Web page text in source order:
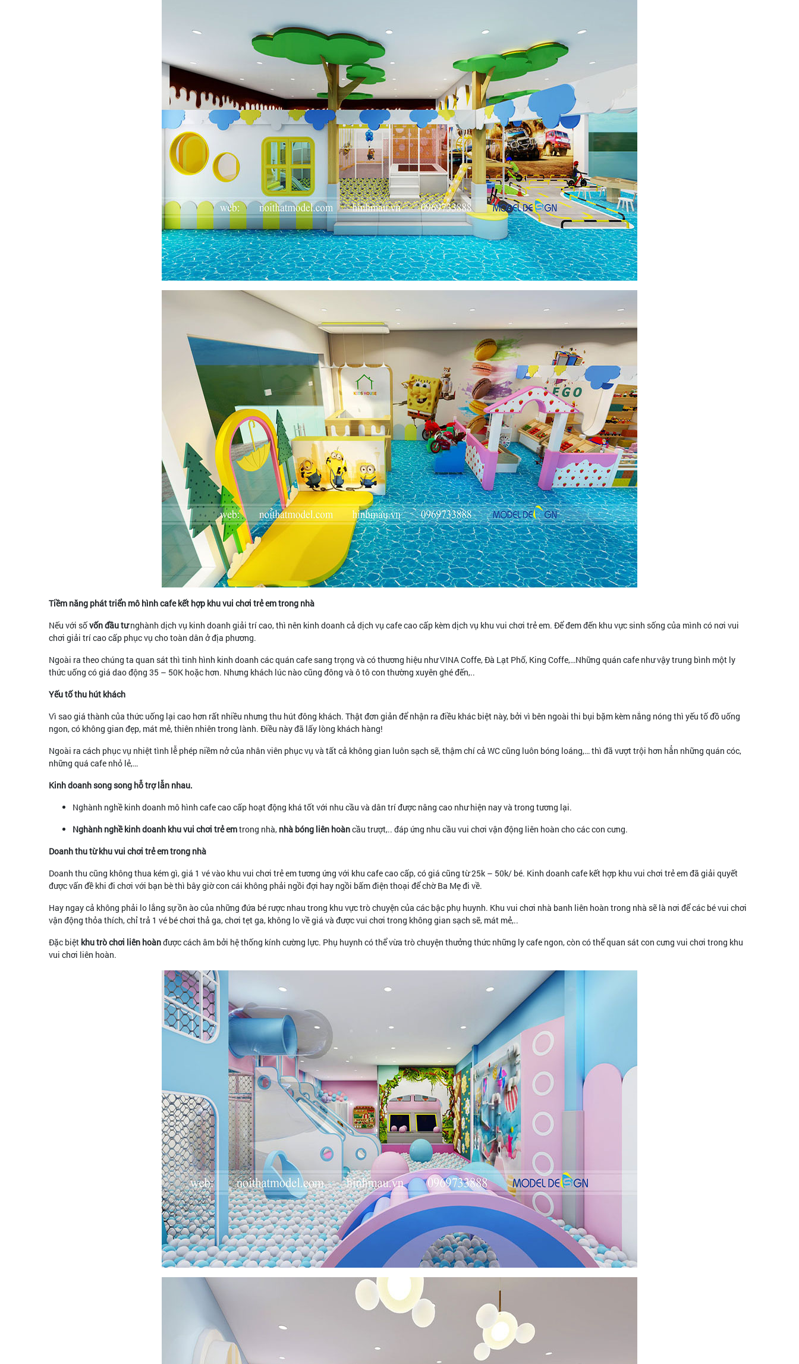
Tiềm năng phát triển mô hình cafe kết hợp khu vui chơi trẻ em trong nhà
Nếu với sốvốn đầu tưnghành dịch vụ kinh doanh giải trí cao, thì nên kinh doanh cả dịch vụ cafe cao cấp kèm dịch vụ khu vui chơi trẻ em. Để đem đến khu vực sinh sống của mình có nơi vui
chơi giải trí cao cấp phục vụ cho toàn dân ở địa phương.
Ngoài ra theo chúng ta quan sát thì tinh hình kinh doanh các quán cafe sang trọng và có thương hiệu như VINA Coffe, Đà Lạt Phố, King Coffe,…Những quán cafe như vậy trung bình một ly
thức uống có giá dao động 35 – 50K hoặc hơn. Nhưng khách lúc nào cũng đông và ô tô con thường xuyên ghé đến,..
Yếu tố thu hút khách
Vì sao giá thành của thức uống lại cao hơn rất nhiều nhưng thu hút đông khách. Thật đơn giản để nhận ra điều khác biệt này, bởi vì bên ngoài thi bụi bặm kèm nắng nóng thì yếu tố đồ uống
ngon, có không gian đẹp, mát mẻ, thiên nhiên trong lành. Điều này đã lấy lòng khách hàng!
Ngoài ra cách phục vụ nhiệt tình lễ phép niềm nở của nhân viên phục vụ và tất cả không gian luôn sạch sẽ, thậm chí cả WC cũng luôn bóng loáng,… thì đã vượt trội hơn hẳn những quán cóc,
những quá cafe nhỏ lẻ,…
Kinh doanh song song hỗ trợ lẫn nhau.
Nghành nghề kinh doanh mô hình cafe cao cấp hoạt động khá tốt với nhu cầu và dân trí được nâng cao như hiện nay và trong tương lại.
Nghành nghề kinh doanh khu vui chơi trẻ emtrong nhà, nhà bóng liên hoàncầu trượt,.. đáp ứng nhu cầu vui chơi vận động liên hoàn cho các con cưng.
Doanh thu từ khu vui chơi trẻ em trong nhà
Doanh thu cũng không thua kém gì, giá 1 vé vào khu vui chơi trẻ em tương ứng với khu cafe cao cấp, có giá cũng từ 25k – 50k/ bé. Kinh doanh cafe kết hợp khu vui chơi trẻ em đã giải quyết
được vấn đề khi đi chơi với bạn bè thì bây giờ con cái không phải ngồi đợi hay ngồi bấm điện thoại để chờ Ba Mẹ đi về.
Hay ngay cả không phải lo lắng sự ồn ào của những đứa bé rược nhau trong khu vực trò chuyện của các bậc phụ huynh. Khu vui chơi nhà banh liên hoàn trong nhà sẽ là nơi để các bé vui chơi
vận động thỏa thích, chỉ trả 1 vé bé chơi thả ga, chơi tẹt ga, không lo về giá và được vui chơi trong không gian sạch sẽ, mát mẻ,..
Đặc biệt khu trò chơi liên hoànđược cách âm bởi hệ thống kính cường lực. Phụ huynh có thể vừa trò chuyện thưởng thức những ly cafe ngon, còn có thể quan sát con cưng vui chơi trong khu
vui chơi liên hoàn.